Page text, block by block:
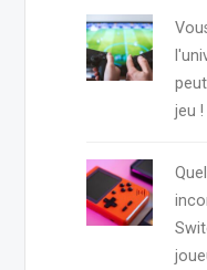
jeu !